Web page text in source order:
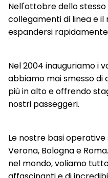
Nell'ottobre dello stesso
collegamenti di linea e il
espandersi
Nel 2004 inauguriamo i
abbiamo mai smesso
più in alto e offrendo
nostri passeggeri.
Le nostre basi
Verona, Bologna e
nel mondo, voliamo